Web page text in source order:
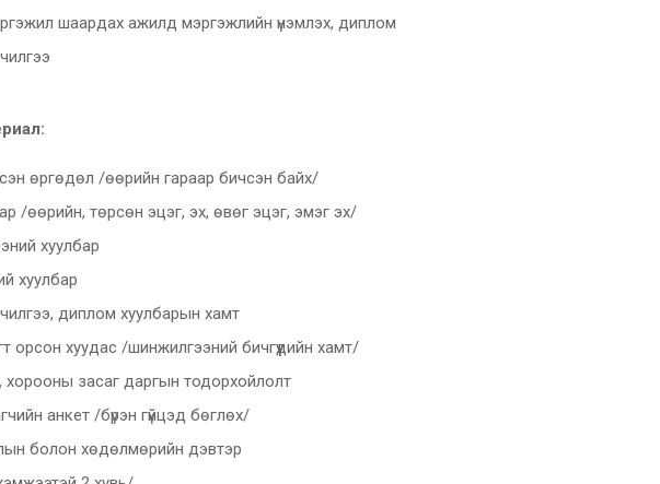
шаардах ажилд мэргэжлийн үнэмлэх, диплом
өргөдөл /өөрийн гараар бичсэн байх/
/өөрийн, төрсөн эцэг, эх, өвөг эцэг, эмэг эх/
хуулбар
хуулбар
диплом хуулбарын хамт
орсон хуудас /шинжилгээний бичгүүдийн хамт/
хорооны засаг даргын тодорхойлолт
анкет /бүрэн гүйцэд бөглөх/
болон хөдөлмөрийн дэвтэр